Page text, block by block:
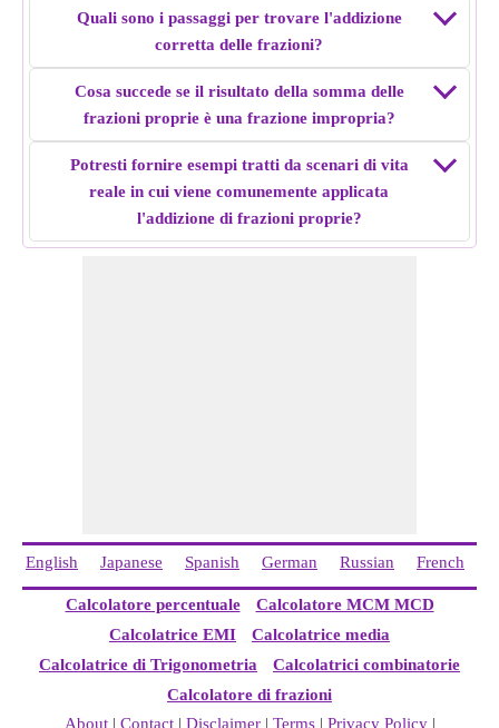
Addizione frazionaria corretta di8/16 + 4/32= 5/8.
Esempio 5:Trova la somma corretta delle frazioni di 7/10 +
8/12.
Soluzione:Entrambe le frazioni hanno denominatori
diversi, rendi uguale il denominatore trovando MCM dei
denominatori. cioè 42/60 e 40/60
Somma entrambe le frazioni, cioè 42/60 + 40/60 = 41/30
Addizione frazionaria corretta di7/10 + 8/12= 41/30.
Quali sono i passaggi per trovare l'addizione
corretta delle frazioni?
Cosa succede se il risultato della somma delle
frazioni proprie è una frazione impropria?
Potresti fornire esempi tratti da scenari di vita
reale in cui viene comunemente applicata
l'addizione di frazioni proprie?
English Japanese Spanish German Russian French
Calcolatore percentuale
Calcolatore MCM MCD
Calcolatrice EMI
Calcolatrice media
Calcolatrice di Trigonometria
Calcolatrici combinatorie
Calcolatore di frazioni
About| Contact| Disclaimer| Terms| Privacy Policy|